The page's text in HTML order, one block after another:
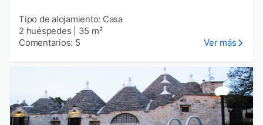
Tipo de alojamiento: Casa
2 huéspedes
35 m²
Comentarios: 5
Ver más